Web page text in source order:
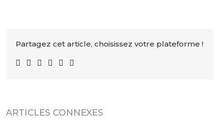
Partagez cet article, choisissez votre plateforme !
ARTICLES CONNEXES